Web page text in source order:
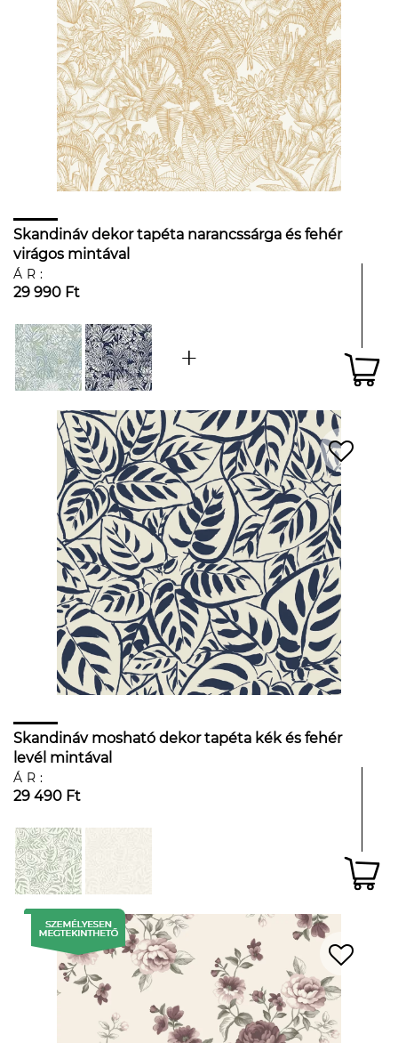
Skandináv dekor tapéta narancssárga és fehér
virágos mintával
ÁR:
29 990 Ft
Skandináv mosható dekor tapéta kék és fehér
levél mintával
ÁR:
29 490 Ft